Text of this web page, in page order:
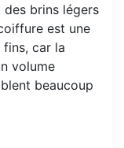
brins légers
est une
car la
volume
beaucoup